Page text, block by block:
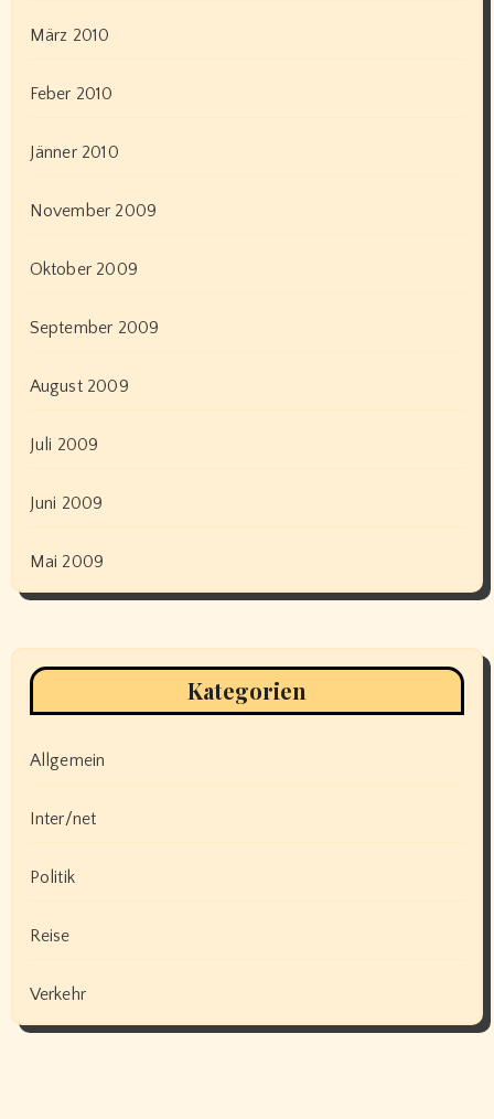
März 2010
Feber 2010
Jänner 2010
November 2009
Oktober 2009
September 2009
August 2009
Juli 2009
Juni 2009
Mai 2009
Kategorien
Allgemein
Inter/net
Politik
Reise
Verkehr